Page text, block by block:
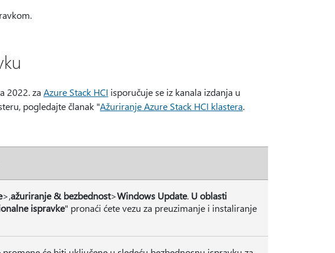
2022. za Azure Stack HCI isporučuje se iz kanala izdanja u
pogledajte članak "Ažuriranje Azure Stack HCI klastera.
>,ažuriranje & bezbednost>Windows Update. U oblasti
ispravke" pronaći ćete vezu za preuzimanje i instaliranje